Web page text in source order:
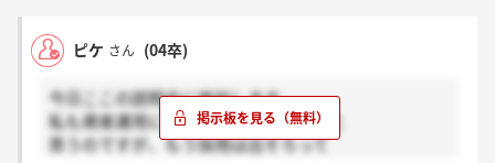
れば。いまから業界勉強してみます。なんか良い本と
かあったら、教えてください。
ピケ さん (04卒)
今日ここの説明会に参加します。
私も資産運用に興味があり、受けようと
思うのですが、もう採用は出そろって